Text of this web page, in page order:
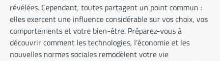
révélées. Cependant, toutes partagent un point commun :
elles exercent une influence considérable sur vos choix, vos
comportements et votre bien-être. Préparez-vous à
découvrir comment les technologies, l'économie et les
nouvelles normes sociales remodèlent votre vie